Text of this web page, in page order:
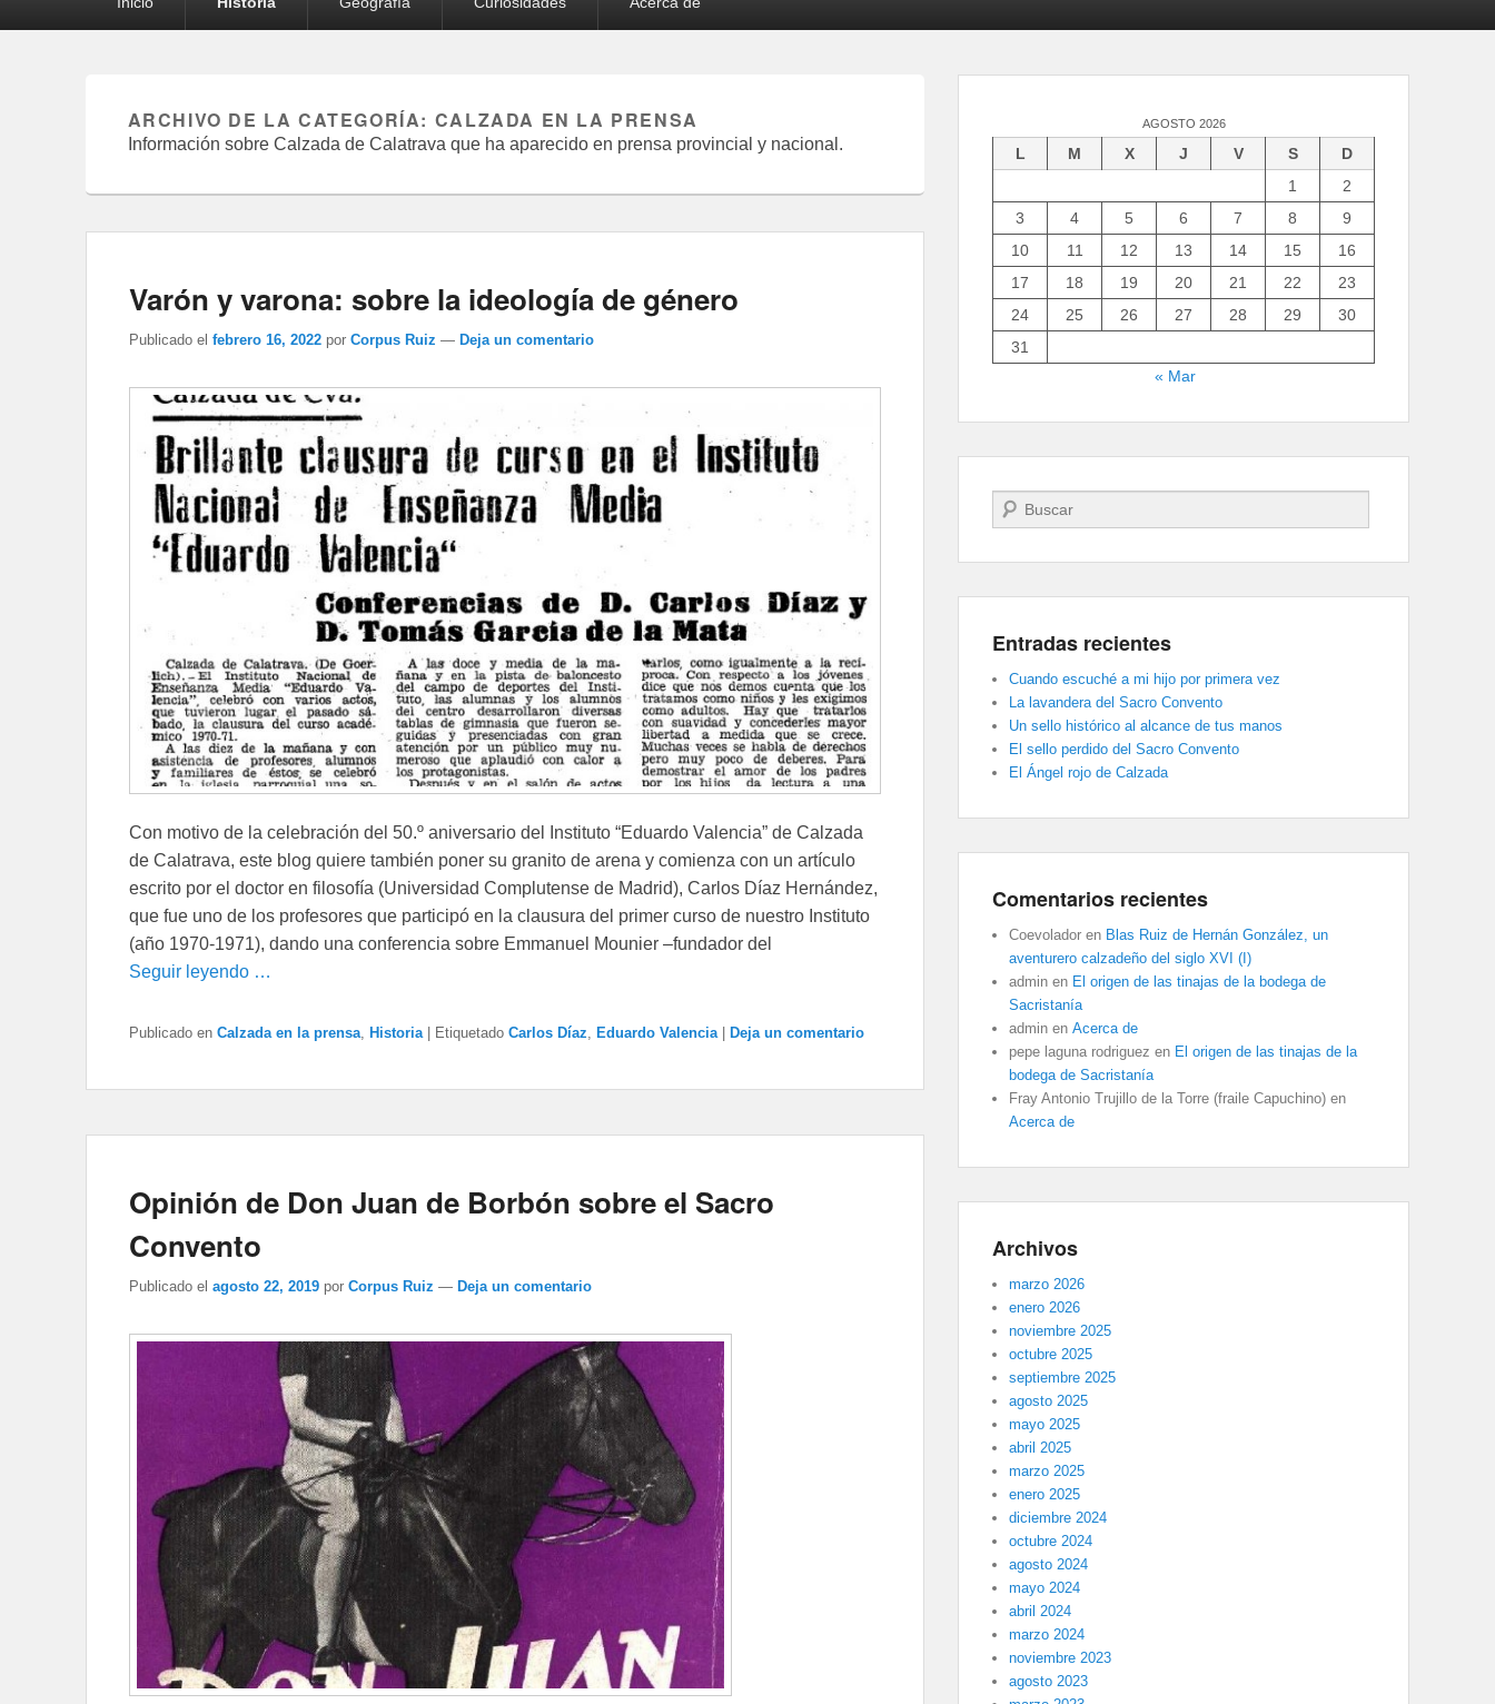
ARCHIVO DE LA CATEGORÍA: CALZADA EN LA PRENSA
Información sobre Calzada de Calatrava que ha aparecido en prensa provincial y nacional.
Varón y varona: sobre la ideología de género
Publicado el febrero 16, 2022 por Corpus Ruiz — Deja un comentario
Con motivo de la celebración del 50.º aniversario del Instituto “Eduardo Valencia” de Calzada
de Calatrava, este blog quiere también poner su granito de arena y comienza con un artículo
escrito por el doctor en filosofía (Universidad Complutense de Madrid), Carlos Díaz Hernández,
que fue uno de los profesores que participó en la clausura del primer curso de nuestro Instituto
(año 1970-1971), dando una conferencia sobre Emmanuel Mounier –fundador del
Seguir leyendo …
Publicado en Calzada en la prensa Historia | Etiquetado Carlos Díaz Eduardo Valencia | Deja un comentario
Opinión de Don Juan de Borbón sobre el Sacro
Convento
Publicado el agosto 22, 2019 por Corpus Ruiz — Deja un comentario
AGOSTO 2026
L M X J V S
D
1
2
3
4 5 6 7 8
9
10
11 12 13 14 15
16
17
18 19 20 21 22
23
24
25 26 27 28 29
30
31
« Mar
Buscar
Entradas recientes
Cuando escuché a mi hijo por primera vez
La lavandera del Sacro Convento
Un sello histórico al alcance de tus manos
El sello perdido del Sacro Convento
El Ángel rojo de Calzada
Comentarios recientes
Coevolador en Blas Ruiz de Hernán González, un
aventurero calzadeño del siglo XVI (I)
admin en El origen de las tinajas de la bodega de
Sacristanía
admin en Acerca de
pepe laguna rodriguez en El origen de las tinajas de la
bodega de Sacristanía
Fray Antonio Trujillo de la Torre (fraile Capuchino) en
Acerca de
Archivos
marzo 2026
enero 2026
noviembre 2025
octubre 2025
septiembre 2025
agosto 2025
mayo 2025
abril 2025
marzo 2025
enero 2025
diciembre 2024
octubre 2024
agosto 2024
mayo 2024
abril 2024
marzo 2024
noviembre 2023
agosto 2023